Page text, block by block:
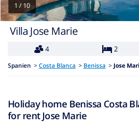
1 / 10
Villa Jose Marie
4
2
Spanien > Costa Blanca > Benissa > Jose
Holiday home Benissa Costa
for rent Jose Marie